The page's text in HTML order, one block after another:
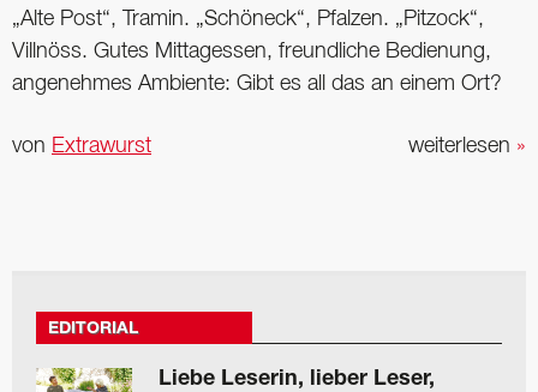
„Alte Post“, Tramin. „Schöneck“, Pfalzen. „Pitzock“,
Villnöss. Gutes Mittagessen, freundliche Bedienung,
angenehmes Ambiente: Gibt es all das an einem Ort?
weiterlesen »
von Extrawurst
EDITORIAL
Liebe Leserin, lieber Leser,